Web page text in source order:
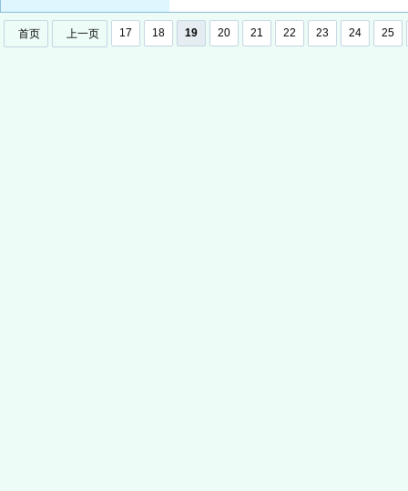
首页 上一页 17 18 19 20 21 22 23 24 25